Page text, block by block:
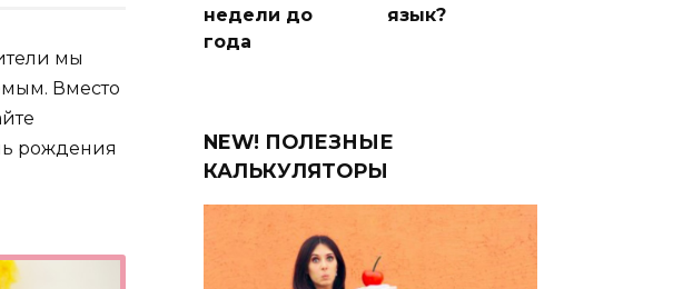
мы
Вместо
рождения
недели до
года
язык?
NEW! ПОЛЕЗНЫЕ
КАЛЬКУЛЯТОРЫ